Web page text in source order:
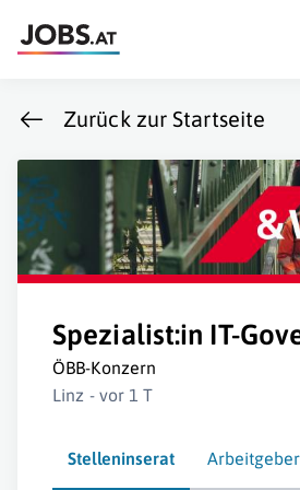
Zurück zur Startseite
Spezialist:in IT-
ÖBB-Konzern
Linz - vor 1 T
Stelleninserat Arbeitgeber